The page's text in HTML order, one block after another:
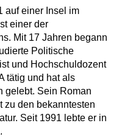
auf einer Insel im
einer der
Mit 17 Jahren begann
Politische
und Hochschuldozent
tätig und hat als
gelebt. Sein Roman
zu den bekanntesten
Seit 1991 lebte er in